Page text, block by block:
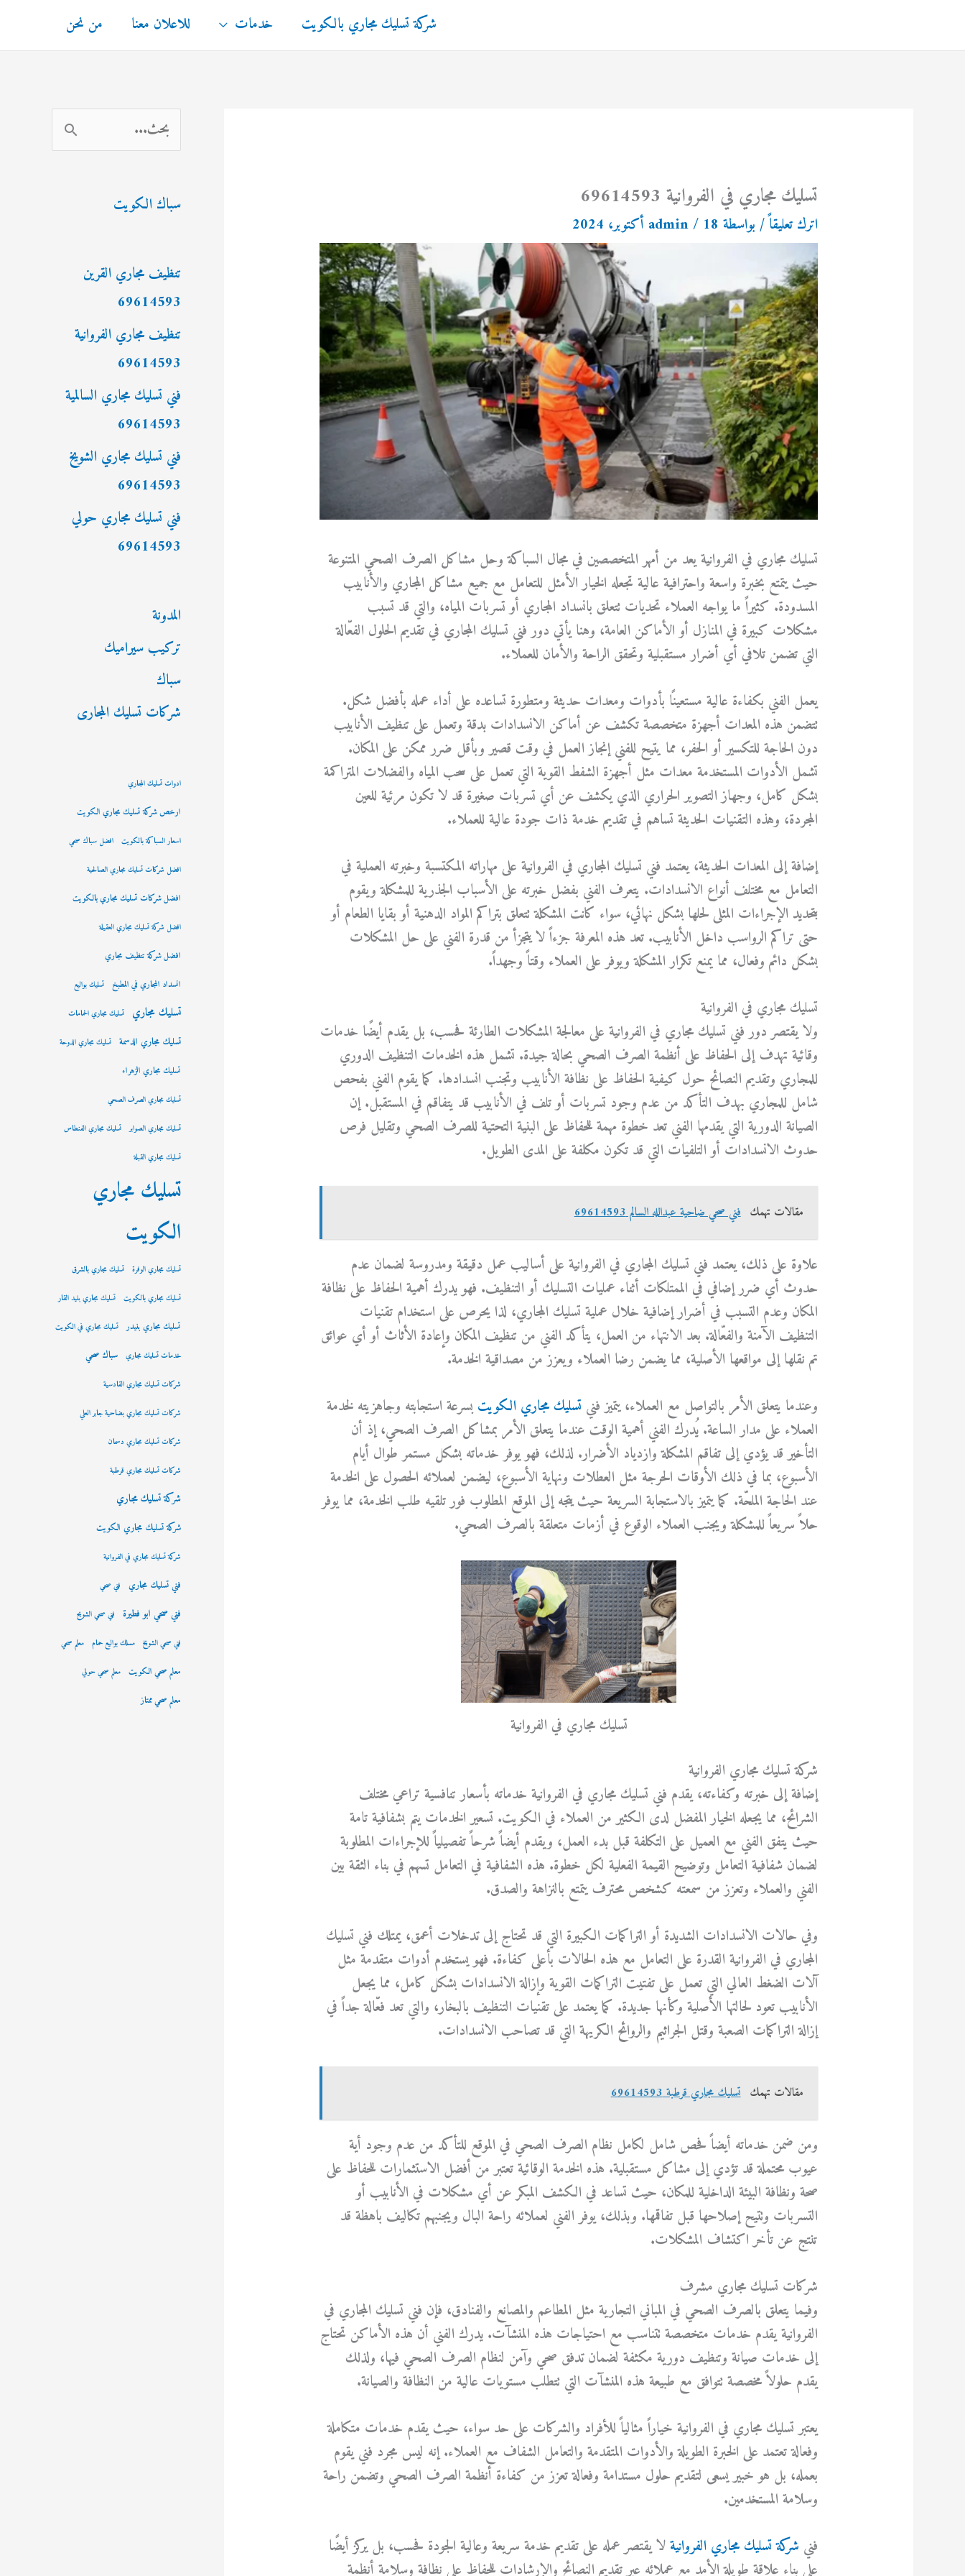
المحتوى
شركة تسليك مجاري بالكويت خدمات للاعلان معنا من نحن
تسليك مجاري في الفروانية 69614593
اترك تعليقاً/ بواسطة admin/ 18 أكتوبر، 2024
تسليك مجاري في الفروانية يعد من أمهر المتخصصين في مجال السباكة وحل مشاكل الصرف الصحي المتنوعة
حيث يتمتع بخبرة واسعة واحترافية عالية تجعله الخيار الأمثل للتعامل مع جميع مشاكل المجاري والأنابيب
المسدودة. كثيراً ما يواجه العملاء تحديات تتعلق بانسداد المجاري أو تسربات المياه، والتي قد تسبب
مشكلات كبيرة في المنازل أو الأماكن العامة، وهنا يأتي دور فني تسليك المجاري في تقديم الحلول الفعّالة
التي تضمن تلافي أي أضرار مستقبلية وتحقق الراحة والأمان للعملاء.
يعمل الفني بكفاءة عالية مستعينًا بأدوات ومعدات حديثة ومتطورة تساعده على أداء عمله بأفضل شكل.
تتضمن هذه المعدات أجهزة متخصصة تكشف عن أماكن الانسدادات بدقة وتعمل على تنظيف الأنابيب
دون الحاجة للتكسير أو الحفر، مما يتيح للفني إنجاز العمل في وقت قصير وبأقل ضرر ممكن على المكان.
تشمل الأدوات المستخدمة معدات مثل أجهزة الشفط القوية التي تعمل على سحب المياه والفضلات المتراكمة
بشكل كامل، وجهاز التصوير الحراري الذي يكشف عن أي تسربات صغيرة قد لا تكون مرئية للعين
المجردة، وهذه التقنيات الحديثة تساهم في تقديم خدمة ذات جودة عالية للعملاء.
إضافة إلى المعدات الحديثة، يعتمد فني تسليك المجاري في الفروانية على مهاراته المكتسبة وخبرته العملية في
التعامل مع مختلف أنواع الانسدادات. يتعرف الفني بفضل خبرته على الأسباب الجذرية للمشكلة ويقوم
بتحديد الإجراءات المثلى لحلها بشكل نهائي، سواء كانت المشكلة تتعلق بتراكم المواد الدهنية أو بقايا الطعام أو
حتى تراكم الرواسب داخل الأنابيب. تعد هذه المعرفة جزءاً لا يتجزأ من قدرة الفني على حل المشكلات
بشكل دائم وفعال، مما يمنع تكرار المشكلة ويوفر على العملاء وقتاً وجهداً.
تسليك مجاري في الفروانية
ولا يقتصر دور فني تسليك مجاري في الفروانية على معالجة المشكلات الطارئة فحسب، بل يقدم أيضًا خدمات
وقائية تهدف إلى الحفاظ على أنظمة الصرف الصحي بحالة جيدة. تشمل هذه الخدمات التنظيف الدوري
للمجاري وتقديم النصائح حول كيفية الحفاظ على نظافة الأنابيب وتجنب انسدادها. كما يقوم الفني بفحص
شامل للمجاري بهدف التأكد من عدم وجود تسربات أو تلف في الأنابيب قد يتفاقم في المستقبل. إن
الصيانة الدورية التي يقدمها الفني تعد خطوة مهمة للحفاظ على البنية التحتية للصرف الصحي وتقليل فرص
حدوث الانسدادات أو التلفيات التي قد تكون مكلفة على المدى الطويل.
مقالات تهمك فني صحي ضاحية عبدالله السالم 69614593
علاوة على ذلك، يعتمد فني تسليك المجاري في الفروانية على أساليب عمل دقيقة ومدروسة لضمان عدم
حدوث أي ضرر إضافي في الممتلكات أثناء عمليات التسليك أو التنظيف. فهو يدرك أهمية الحفاظ على نظافة
المكان وعدم التسبب في أضرار إضافية خلال عملية تسليك المجاري، لذا يحرص على استخدام تقنيات
التنظيف الآمنة والفعّالة. بعد الانتهاء من العمل، يتأكد الفني من تنظيف المكان وإعادة الأثاث أو أي عوائق
تم نقلها إلى مواقعها الأصلية، مما يضمن رضا العملاء ويعزز من مصداقية الخدمة.
وعندما يتعلق الأمر بالتواصل مع العملاء، يتميز فني تسليك مجاري الكويتبسرعة استجابته وجاهزيته لخدمة
العملاء على مدار الساعة. يُدرك الفني أهمية الوقت عندما يتعلق الأمر بمشاكل الصرف الصحي، إذ أن
التأخير قد يؤدي إلى تفاقم المشكلة وازدياد الأضرار. لذلك، فهو يوفر خدماته بشكل مستمر طوال أيام
الأسبوع، بما في ذلك الأوقات الحرجة مثل العطلات ونهاية الأسبوع، ليضمن لعملائه الحصول على الخدمة
عند الحاجة الملحّة. كما يتميز بالاستجابة السريعة حيث يتجه إلى الموقع المطلوب فور تلقيه طلب الخدمة، مما يوفر
حلاً سريعاً للمشكلة ويجنب العملاء الوقوع في أزمات متعلقة بالصرف الصحي.
تسليك مجاري في الفروانية
شركة تسليك مجاري الفروانية
إضافة إلى خبرته وكفاءته، يقدم فني تسليك مجاري في الفروانية خدماته بأسعار تنافسية تراعي مختلف
الشرائح، مما يجعله الخيار المفضل لدى الكثير من العملاء في الكويت. تسعير الخدمات يتم بشفافية تامة
حيث يتفق الفني مع العميل على التكلفة قبل بدء العمل، ويقدم أيضاً شرحاً تفصيلياً للإجراءات المطلوبة
لضمان شفافية التعامل وتوضيح القيمة الفعلية لكل خطوة. هذه الشفافية في التعامل تسهم في بناء الثقة بين
الفني والعملاء وتعزز من سمعته كشخص محترف يتمتع بالنزاهة والصدق.
وفي حالات الانسدادات الشديدة أو التراكمات الكبيرة التي قد تحتاج إلى تدخلات أعمق، يمتلك فني تسليك
المجاري في الفروانية القدرة على التعامل مع هذه الحالات بأعلى كفاءة. فهو يستخدم أدوات متقدمة مثل
آلات الضغط العالي التي تعمل على تفتيت التراكمات القوية وإزالة الانسدادات بشكل كامل، مما يجعل
الأنابيب تعود لحالتها الأصلية وكأنها جديدة. كما يعتمد على تقنيات التنظيف بالبخار، والتي تعد فعّالة جداً في
إزالة التراكمات الصعبة وقتل الجراثيم والروائح الكريهة التي قد تصاحب الانسدادات.
مقالات تهمك تسليك مجاري قرطبة 69614593
ومن ضمن خدماته أيضاً فحص شامل لكامل نظام الصرف الصحي في الموقع للتأكد من عدم وجود أية
عيوب محتملة قد تؤدي إلى مشاكل مستقبلية. هذه الخدمة الوقائية تعتبر من أفضل الاستثمارات للحفاظ على
صحة ونظافة البيئة الداخلية للمكان، حيث تساعد في الكشف المبكر عن أي مشكلات في الأنابيب أو
التسربات وتتيح إصلاحها قبل تفاقمها. وبذلك، يوفر الفني لعملائه راحة البال ويجنبهم تكاليف باهظة قد
تنتج عن تأخر اكتشاف المشكلات.
شركات تسليك مجاري مشرف
وفيما يتعلق بالصرف الصحي في المباني التجارية مثل المطاعم والمصانع والفنادق، فإن فني تسليك المجاري في
الفروانية يقدم خدمات متخصصة تتناسب مع احتياجات هذه المنشآت. يدرك الفني أن هذه الأماكن تحتاج
إلى خدمات صيانة وتنظيف دورية مكثفة لضمان تدفق صحي وآمن لنظام الصرف الصحي فيها، ولذلك
يقدم حلولاً مخصصة تتوافق مع طبيعة هذه المنشآت التي تتطلب مستويات عالية من النظافة والصيانة.
يعتبر تسليك مجاري في الفروانية خياراً مثالياً للأفراد والشركات على حد سواء، حيث يقدم خدمات متكاملة
وفعالة تعتمد على الخبرة الطويلة والأدوات المتقدمة والتعامل الشفاف مع العملاء. إنه ليس مجرد فني يقوم
بعمله، بل هو خبير يسعى لتقديم حلول مستدامة وفعالة تعزز من كفاءة أنظمة الصرف الصحي وتضمن راحة
وسلامة المستخدمين.
فني شركة تسليك مجاري الفروانيةلا يقتصر عمله على تقديم خدمة سريعة وعالية الجودة فحسب، بل يركز أيضًا
على بناء علاقة طويلة الأمد مع عملائه عبر تقديم النصائح والإرشادات للحفاظ على نظافة وسلامة أنظمة
ل
ح
ع
ن
سباك الكويت
تنظيف مجاري القرين
69614593
تنظيف مجاري الفروانية
69614593
فني تسليك مجاري السالمية
69614593
فني تسليك مجاري الشويخ
69614593
فني تسليك مجاري حولي
69614593
المدونة
تركيب سيراميك
سباك
شركات تسليك المجارى
ادوات تسليك المجاري
ارخص شركة تسليك مجاري الكويت
اسعار السباكة بالكويت افضل سباك صحي
افضل شركات تسليك مجاري الصالحية
افضل شركات تسليك مجاري بالكويت
افضل شركة تسليك مجاري العقيلة
افضل شركة تنظيف مجاري
انسداد المجاري في المطبخ تسليك بواليع
تسليك مجاري تسليك مجاري الحمامات
تسليك مجاري الدسمة تسليك مجاري الدوحة
تسليك مجاري الزهراء
تسليك مجاري الصرف الصحي
تسليك مجاري الصوابر تسليك مجاري الفنطاس
تسليك مجاري القبلة
تسليك مجاري
الكويت
تسليك مجاري الوفرة تسليك مجاري بالشرق
تسليك مجاري بالكويت تسليك مجاري بنيد القار
تسليك مجاري بنيدر تسليك مجاري في الكويت
خدمات تسليك مجاري سباك صحي
شركات تسليك مجاري القادسية
شركات تسليك مجاري بضاحية جابر العلي
شركات تسليك مجاري دسمان
شركات تسليك مجاري قرطبة
شركة تسليك مجاري
شركة تسليك مجاري الكويت
شركة تسليك مجاري في الفروانية
فني تسليك مجاري فني صحي
فني صحي ابو فطيرة فني صحي الشويح
فني صحي الشويخ مسلك بواليع حمام معلم صحي
معلم صحي الكويت معلم صحي حولي
معلم صحي ممتاز